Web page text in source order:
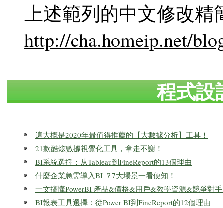
上述範列的中文修改精
http://cha.homeip.net/
程式設
這大概是2020年最值得推薦的【大數據分析】工具！
21款酷炫數據視覺化工具，拿走不謝！
BI系統選擇：从Tableau到FineReport的13個理由
什麼企業急需導入BI ？7大場景一看便知！
一文搞懂PowerBI 產品&價格&用戶&教學資源&競爭對
BI報表工具選擇：從Power BI到FineReport的12個理由